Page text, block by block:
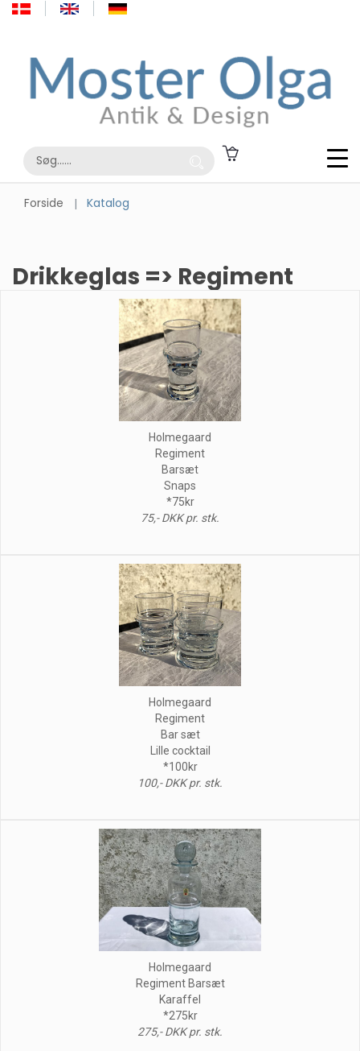
Forside Katalog
Drikkeglas => Regiment
Holmegaard
Regiment
Barsæt
Snaps
*75kr
75,- DKK pr. stk.
Holmegaard
Regiment
Bar sæt
Lille cocktail
*100kr
100,- DKK pr. stk.
Holmegaard
Regiment Barsæt
Karaffel
*275kr
275,- DKK pr. stk.